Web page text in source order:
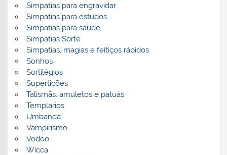
Simpatias para engravidar
Simpatias para estudos
Simpatias para saúde
Simpatias Sorte
Simpatias, magias e feitiços rápidos
Sonhos
Sortilégios
Supertições
Talismãs, amuletos e patuás
Templarios
Umbanda
Vampirismo
Vodoo
Wicca